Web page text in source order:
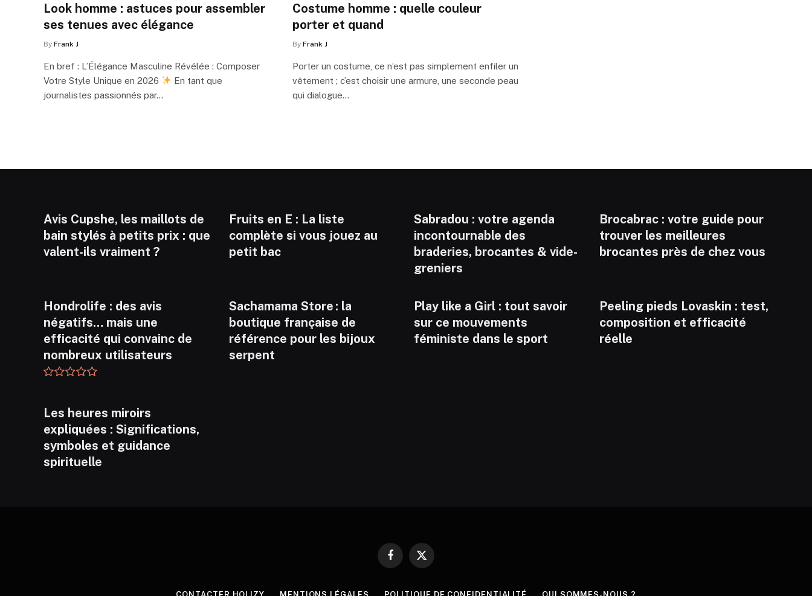
Look homme : astuces pour assembler
ses tenues avec élégance
By Frank J
En bref : L’Élégance Masculine Révélée : Composer
Votre Style Unique en 2026
En tant que
journalistes passionnés par…
Costume homme : quelle couleur
porter et quand
By Frank J
Porter un costume, ce n’est pas simplement enfiler un
vêtement ; c’est choisir une armure, une seconde peau
qui dialogue…
Avis Cupshe, les maillots de
bain stylés à petits prix : que
valent-ils vraiment ?
Fruits en E : La liste
complète si vous jouez au
petit bac
Sabradou : votre agenda
incontournable des
braderies, brocantes & vide-
greniers
Brocabrac : votre guide pour
trouver les meilleures
brocantes près de chez vous
Hondrolife : des avis
négatifs… mais une
efficacité qui convainc de
nombreux utilisateurs
Sachamama Store : la
boutique française de
référence pour les bijoux
serpent
Play like a Girl : tout savoir
sur ce mouvements
féministe dans le sport
Peeling pieds Lovaskin : test,
composition et efficacité
réelle
Les heures miroirs
expliquées : Significations,
symboles et guidance
spirituelle
Facebook
X